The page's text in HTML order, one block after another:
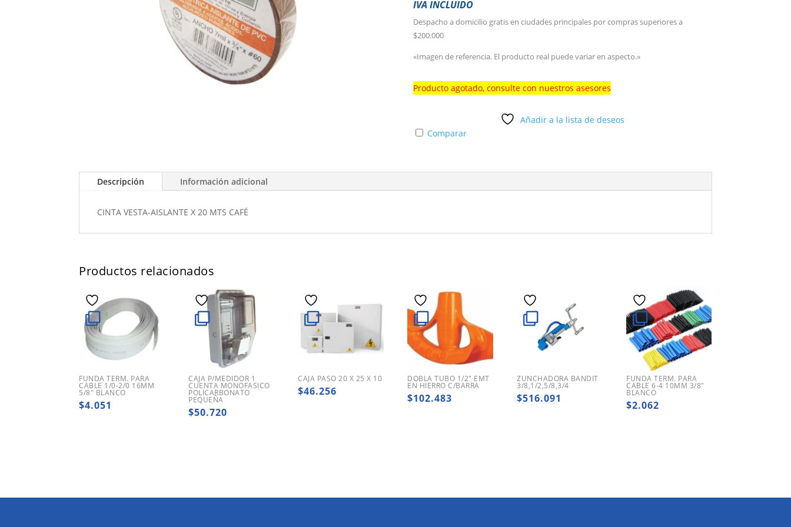
IVA INCLUIDO
Despacho a domicilio gratis en ciudades principales por compras superiores a
$200.000
«Imagen de referencia. El producto real puede variar en aspecto.»
Producto agotado, consulte con nuestros asesores
Añadir a la lista de deseos
Comparar
Descripción Información adicional
CINTA VESTA-AISLANTE X 20 MTS CAFÉ
Productos relacionados
FUNDA TERM. PARA
CABLE 1/0-2/0 16MM
5/8″ BLANCO
$4.051
CAJA P/MEDIDOR 1
CUENTA MONOFASICO
POLICARBONATO
PEQUEÑA
$50.720
CAJA PASO 20 X 25 X 10
$46.256
DOBLA TUBO 1/2″ EMT
EN HIERRO C/BARRA
$102.483
ZUNCHADORA BANDIT
3/8,1/2,5/8,3/4
$516.091
FUNDA TERM. PARA
CABLE 6-4 10MM 3/8″
BLANCO
$2.062